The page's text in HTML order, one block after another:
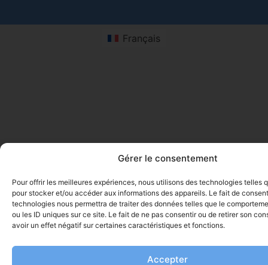
Gérer le consentement
Pour offrir les meilleures expériences, nous utilisons des technologies telles
pour stocker et/ou accéder aux informations des appareils. Le fait de
technologies nous permettra de traiter des données telles que le
ou les ID uniques sur ce site. Le fait de ne pas consentir ou de retirer son
avoir un effet négatif sur certaines caractéristiques et fonctions.
Accepter
Français